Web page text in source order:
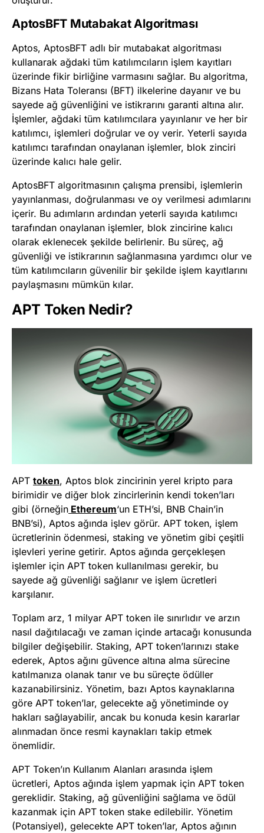
AptosBFT Mutabakat Algoritması
Aptos, AptosBFT adlı bir mutabakat algoritması
kullanarak ağdaki tüm katılımcıların işlem kayıtları
üzerinde fikir birliğine varmasını sağlar. Bu algoritma,
Bizans Hata Toleransı (BFT) ilkelerine dayanır ve bu
sayede ağ güvenliğini ve istikrarını garanti altına alır.
İşlemler, ağdaki tüm katılımcılara yayınlanır ve her bir
katılımcı, işlemleri doğrular ve oy verir. Yeterli sayıda
katılımcı tarafından onaylanan işlemler, blok zinciri
üzerinde kalıcı hale gelir.
AptosBFT algoritmasının çalışma prensibi, işlemlerin
yayınlanması, doğrulanması ve oy verilmesi adımlarını
içerir. Bu adımların ardından yeterli sayıda katılımcı
tarafından onaylanan işlemler, blok zincirine kalıcı
olarak eklenecek şekilde belirlenir. Bu süreç, ağ
güvenliği ve istikrarının sağlanmasına yardımcı olur ve
tüm katılımcıların güvenilir bir şekilde işlem kayıtlarını
paylaşmasını mümkün kılar.
APT Token Nedir?
APT token, Aptos blok zincirinin yerel kripto para
birimidir ve diğer blok zincirlerinin kendi token’ları
gibi (örneğin Ethereum‘un ETH’si, BNB Chain’in
BNB’si), Aptos ağında işlev görür. APT token, işlem
ücretlerinin ödenmesi, staking ve yönetim gibi çeşitli
işlevleri yerine getirir. Aptos ağında gerçekleşen
işlemler için APT token kullanılması gerekir, bu
sayede ağ güvenliği sağlanır ve işlem ücretleri
karşılanır.
Toplam arz, 1 milyar APT token ile sınırlıdır ve arzın
nasıl dağıtılacağı ve zaman içinde artacağı konusunda
bilgiler değişebilir. Staking, APT token’larınızı stake
ederek, Aptos ağını güvence altına alma sürecine
katılmanıza olanak tanır ve bu süreçte ödüller
kazanabilirsiniz. Yönetim, bazı Aptos kaynaklarına
göre APT token’lar, gelecekte ağ yönetiminde oy
hakları sağlayabilir, ancak bu konuda kesin kararlar
alınmadan önce resmi kaynakları takip etmek
önemlidir.
APT Token’ın Kullanım Alanları arasında işlem
ücretleri, Aptos ağında işlem yapmak için APT token
gereklidir. Staking, ağ güvenliğini sağlama ve ödül
kazanmak için APT token stake edilebilir. Yönetim
(Potansiyel), gelecekte APT token’lar, Aptos ağının